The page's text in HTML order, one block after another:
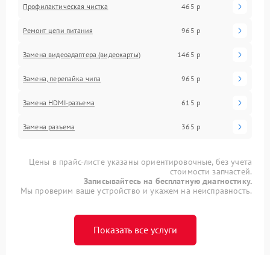
Профилактическая чистка 465 р
Ремонт цепи питания 965 р
Замена видеоадаптера (видеокарты) 1465 р
Замена, перепайка чипа 965 р
Замена HDMI-разъема 615 р
Замена разъема 365 р
Цены в прайс-листе указаны ориентировочные, без учета
стоимости запчастей.
Записывайтесь на бесплатную диагностику.
Мы проверим ваше устройство и укажем на неисправность.
Показать все услуги